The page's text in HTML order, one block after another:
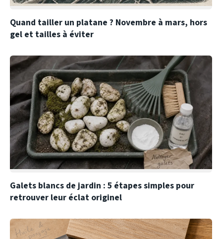
Quand tailler un platane ? Novembre à mars, hors
gel et tailles à éviter
Galets blancs de jardin : 5 étapes simples pour
retrouver leur éclat originel